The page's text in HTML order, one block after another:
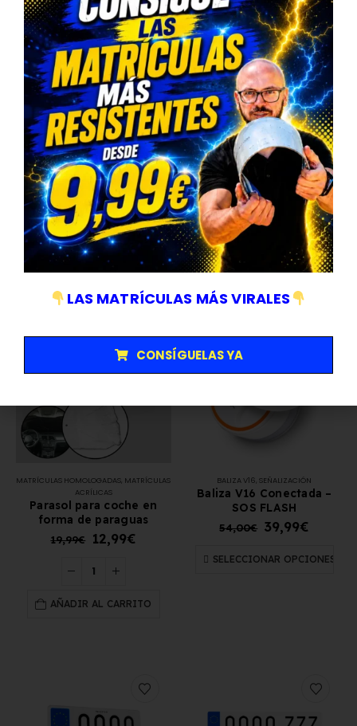
sorpresas.
6. Consejos extra para
optimizar tu repostaje
Conduce a velocidad constantey evita acelerones
para reducir el consumo.
Repostar en horario valle: muchas estaciones ofrecen
descuentos en horas de menor afluencia.
Programas de fidelidad: acumula puntos o
descuentos con tarjetas de empresa o apps de las propias
MATRÍCULAS HOMOLOGADAS, MATRÍCULAS
ACRÍLICAS
Parasol para coche en
forma de paraguas
19,99€ 12,99€
AÑADIR AL CARRITO
BALIZA V16,SEÑALIZACIÓN
Baliza V16 Conectada –
SOS FLASH
54,00€ 39,99€
SELECCIONAR OPCIONES
LAS MATRÍCULAS MÁS VIRALES
CONSÍGUELAS YA